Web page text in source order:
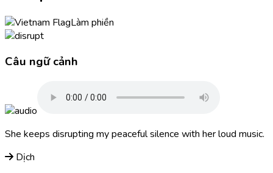
Làm phiền
Câu ngữ cảnh
She keeps disrupting my peaceful silence with her loud music.
Dịch